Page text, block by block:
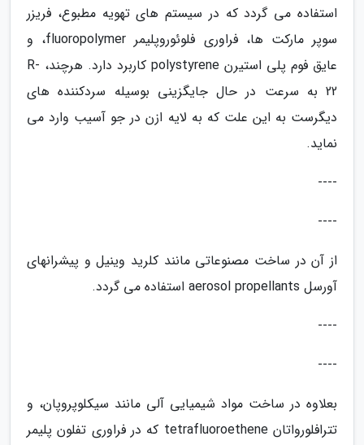
استفاده می گردد که در سیستم های تهویه مطبوع، فریزر
سوپر مارکت ها، فراوری فلوئوروپلیمر fluoropolymer، و
عایق فوم پلی استیرن polystyrene کاربرد دارد. هرچند، R-
22 به سرعت در حال جایگزینی بوسیله سردکننده های
دیگرست به این علت که به لایه ازن در جو آسیب وارد می
نماید.
----
----
از آن در ساخت مصنوعاتی مانند کلرید وینیل و پیشرانهای
آورسل aerosol propellants استفاده می گردد.
----
----
بعلاوه در ساخت مواد شیمیایی آلی مانند سیکلوپروپان، و
تترافلورواتان tetrafluoroethene که در فراوری تفلون پلیمر